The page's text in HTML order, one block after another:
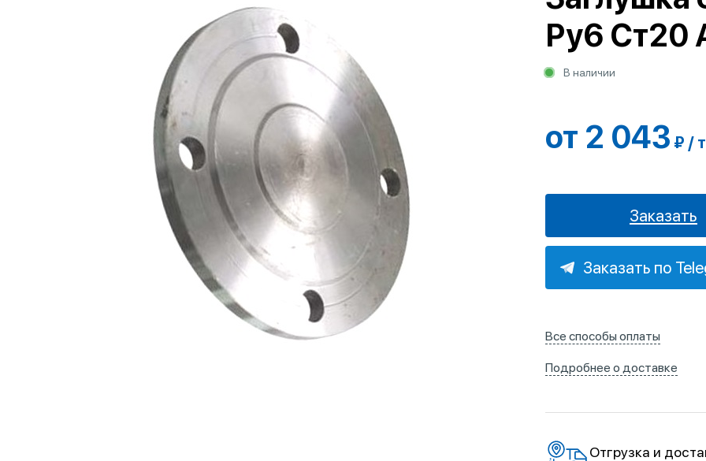
Ру6 Ст20
В наличии
от 2 043 ₽ / т
Заказать
Заказать по
Все способы оплаты
Подробнее о доставке
Отгрузка и